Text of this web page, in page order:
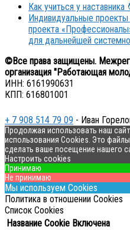
Как учиться у
Индивидуальные
проекта
для дальнейшей
©Все права защищены.
организация "Работающая
ИНН: 6161990631
КПП: 616801001
+ 7 908 514 79 09 - Иван
Продолжая использовать наш
использования Cookies. Это
сделать ваше посещение нашего
Настроить cookies
Принимаю
Не принимаю
Мы используем Cookies
Политика в отношении Cookies
Список Cookies
Название Cookie Включена